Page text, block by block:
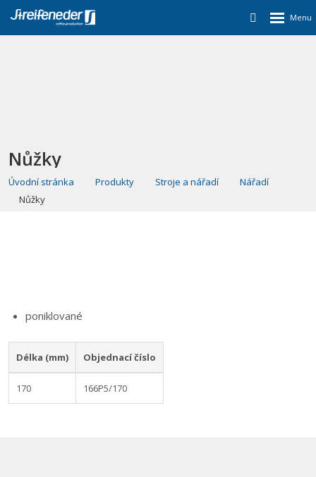
Nůžky
Úvodní stránka Produkty Stroje a nářadí
Nářadí
Nůžky
poniklované
Délka (mm) Objednací číslo
170 166P5/170